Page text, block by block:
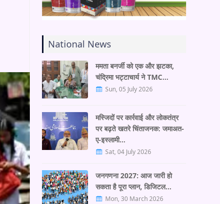
National News
ममता बनर्जी को एक और झटका,
चंद्रिमा भट्टाचार्य ने TMC…
Sun, 05 July 2026
मस्जिदों पर कार्रवाई और लोकतंत्र
पर बढ़ते खतरे चिंताजनक: जमाअत-
ए-इस्लामी…
Sat, 04 July 2026
जनगणना 2027: आज जारी हो
सकता है पूरा प्लान, डिजिटल…
Mon, 30 March 2026